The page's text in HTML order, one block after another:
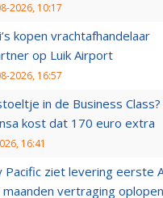
2026, 10:17
kopen vrachtafhandelaar
op Luik Airport
2026, 16:57
in de Business Class?
kost dat 170 euro extra
16:41
Pacific ziet levering eerste
maanden vertraging oplopen